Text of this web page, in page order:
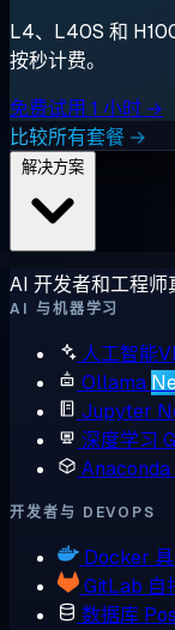
L4、L40S 和
按秒计费。
免费试用 1 小时 →
比较所有套餐 →
AI 开发者和工程师
AI 与机器学习
人工智能
Ollama
Jupyter
深度学习
Anaconda
开发者与 DEVOPS
Docker
GitLab 自
数据库